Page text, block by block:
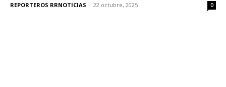
REPORTEROS RRNOTICIAS - 22 octubre, 2025 0